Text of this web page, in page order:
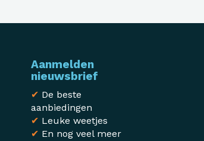
Aanmelden
nieuwsbrief
✔ De beste
aanbiedingen
✔ Leuke weetjes
✔ En nog veel meer